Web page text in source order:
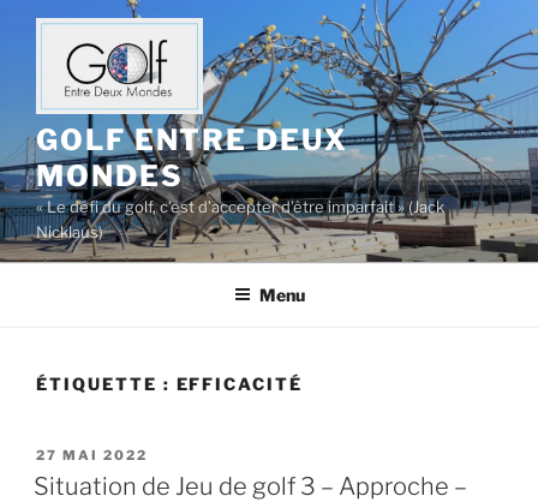
Aller
contenu
principal
GOLF ENTRE DEUX
MONDES
« Le défi du golf, c’est d’accepter d’être imparfait » (Jack
Nicklaus)
Menu
ÉTIQUETTE : EFFICACITÉ
PUBLIÉ
LE
27 MAI 2022
Situation de Jeu de golf 3 – Approche –